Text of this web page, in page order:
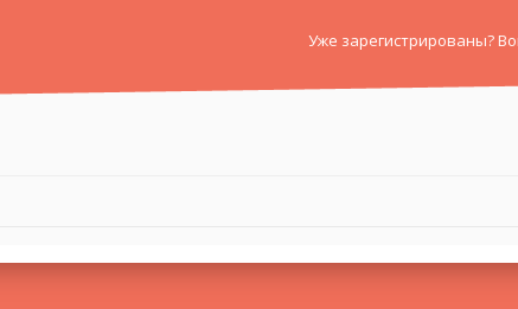
Уже зарегистрированы?